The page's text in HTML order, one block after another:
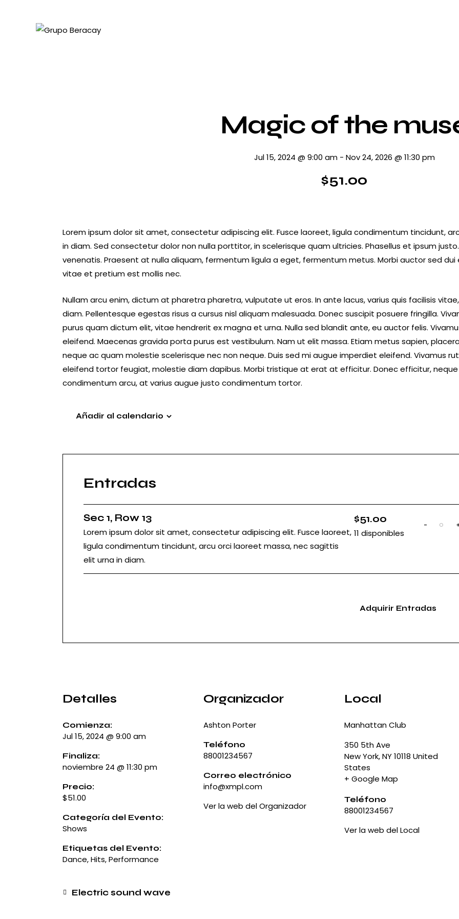
Magic of the
Jul 15, 2024 @ 9:00 am- Nov 24, 2026 @ 11:30 pm
$51.00
Lorem ipsum dolor sit amet, consectetur adipiscing elit. Fusce laoreet, ligula condimentum tincidunt,
in diam. Sed consectetur dolor non nulla porttitor, in scelerisque quam ultricies. Phasellus et ipsum
venenatis. Praesent at nulla aliquam, fermentum ligula a eget, fermentum metus. Morbi auctor sed dui
vitae et pretium est mollis nec.
Nullam arcu enim, dictum at pharetra pharetra, vulputate ut eros. In ante lacus, varius quis facilisis
diam. Pellentesque egestas risus a cursus nisl aliquam malesuada. Donec suscipit posuere fringilla.
purus quam dictum elit, vitae hendrerit ex magna et urna. Nulla sed blandit ante, eu auctor felis.
eleifend. Maecenas gravida porta purus est vestibulum. Nam ut elit massa. Etiam metus sapien,
neque ac quam molestie scelerisque nec non neque. Duis sed mi augue imperdiet eleifend. Vivamus
eleifend tortor feugiat, molestie diam dapibus. Morbi tristique at erat at efficitur. Donec efficitur,
condimentum arcu, at varius augue justo condimentum tortor.
Añadir al calendario
Entradas
Sec 1, Row 13
Lorem ipsum dolor sit amet, consectetur adipiscing elit. Fusce laoreet,
ligula condimentum tincidunt, arcu orci laoreet massa, nec sagittis
elit urna in diam.
$51.00
11 disponibles
-
C
d
Adquirir Entradas
Detalles
Comienza:
Jul 15, 2024 @ 9:00 am
Finaliza:
noviembre 24 @ 11:30 pm
Precio:
$51.00
Categoría del Evento:
Shows
Etiquetas del Evento:
Dance,Hits,Performance
Organizador
Ashton Porter
Teléfono
88001234567
Correo electrónico
info@xmpl.com
Ver la web del Organizador
Local
Manhattan Club
350 5th Ave
New York,NY10118 United
States
+ Google Map
Teléfono
88001234567
Ver la web del Local
Electric sound wave